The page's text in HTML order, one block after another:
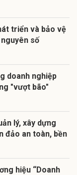
triển và bảo vệ
số
doanh nghiệp
"vượt bão"
lý, xây dựng
đảo an toàn, bền
hiệu “Doanh